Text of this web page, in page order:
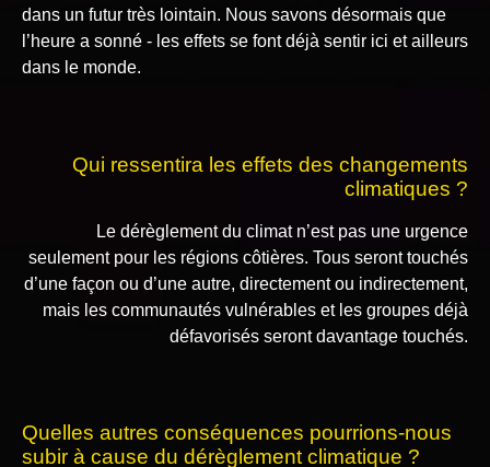
dans un futur très lointain. Nous savons désormais que
l’heure a sonné - les effets se font déjà sentir ici et ailleurs
dans le monde.
Qui ressentira les effets des changements
climatiques ?
Le dérèglement du climat n’est pas une urgence
seulement pour les régions côtières. Tous seront touchés
d’une façon ou d’une autre, directement ou indirectement,
mais les communautés vulnérables et les groupes déjà
défavorisés seront davantage touchés.
Quelles autres conséquences pourrions-nous
subir à cause du dérèglement climatique ?